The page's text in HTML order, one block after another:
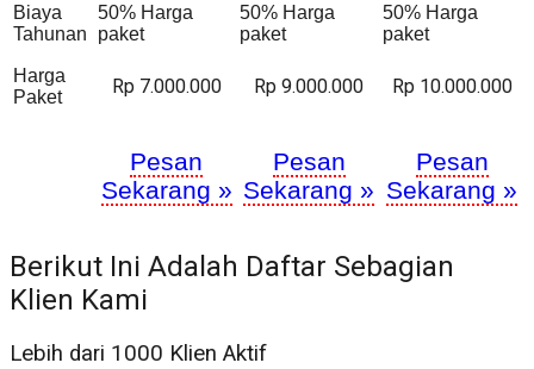
Biaya
Tahunan
50% Harga
paket
50% Harga
paket
50% Harga
paket
Harga
Paket
Rp 7.000.000 Rp 9.000.000 Rp 10.000.000
Pesan
Sekarang »
Pesan
Sekarang »
Pesan
Sekarang »
Berikut Ini Adalah Daftar Sebagian
Klien Kami
Lebih dari 1000 Klien Aktif